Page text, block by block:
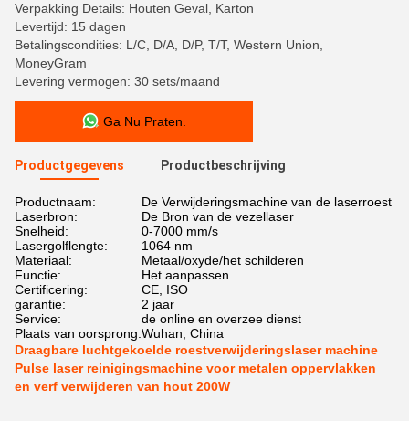
Verpakking Details: Houten Geval, Karton
Levertijd: 15 dagen
Betalingscondities: L/C, D/A, D/P, T/T, Western Union,
MoneyGram
Levering vermogen: 30 sets/maand
Ga Nu Praten.
Productgegevens Productbeschrijving
Productnaam:
De Verwijderingsmachine van de laserroest
Laserbron:
De Bron van de vezellaser
Snelheid:
0-7000 mm/s
Lasergolflengte:
1064 nm
Materiaal:
Metaal/oxyde/het schilderen
Functie:
Het aanpassen
Certificering:
CE, ISO
garantie:
2 jaar
Service:
de online en overzee dienst
Plaats van oorsprong:Wuhan, China
Draagbare luchtgekoelde roestverwijderingslaser machine
Pulse laser reinigingsmachine voor metalen oppervlakken
en verf verwijderen van hout 200W